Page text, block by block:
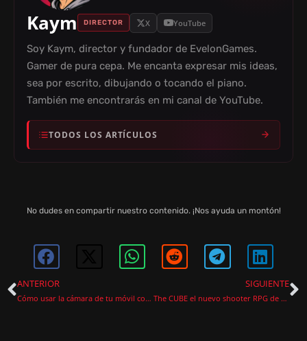
Kaym DIRECTOR X YouTube
Soy Kaym, director y fundador de EvelonGames.
Gamer de pura cepa. Me encanta expresar mis ideas,
sea por escrito, dibujando o tocando el piano.
También me encontrarás en mi canal de YouTube.
TODOS LOS ARTÍCULOS
No dudes en compartir nuestro contenido. ¡Nos ayuda un montón!
ANTERIOR
Cómo usar la cámara de tu móvil como cámara de Nintendo Switch 2 y ahorrarte 60€
SIGUIENTE
The CUBE el nuevo shooter RPG de Mundfish ambientado en el universo de Atomic Heart